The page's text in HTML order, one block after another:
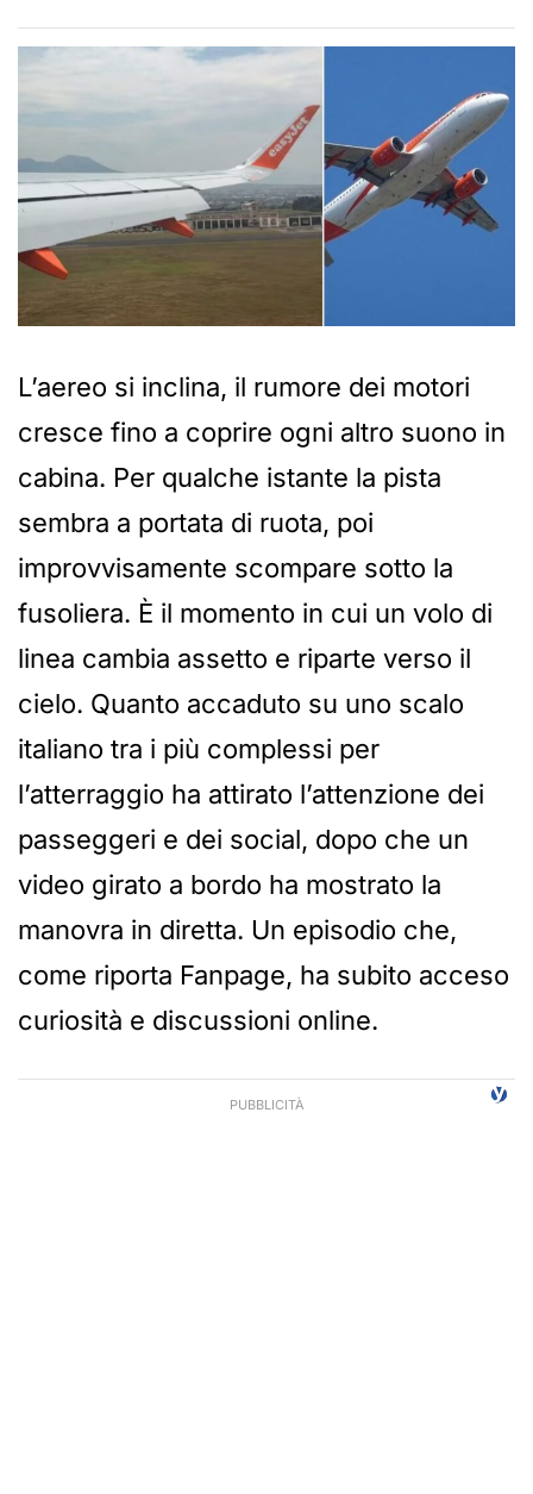
L’aereo si inclina, il rumore dei motori
cresce fino a coprire ogni altro suono in
cabina. Per qualche istante la pista
sembra a portata di ruota, poi
improvvisamente scompare sotto la
fusoliera. È il momento in cui un volo di
linea cambia assetto e riparte verso il
cielo. Quanto accaduto su uno scalo
italiano tra i più complessi per
l’atterraggio ha attirato l’attenzione dei
passeggeri e dei social, dopo che un
video girato a bordo ha mostrato la
manovra in diretta. Un episodio che,
come riporta Fanpage, ha subito acceso
curiosità e discussioni online.